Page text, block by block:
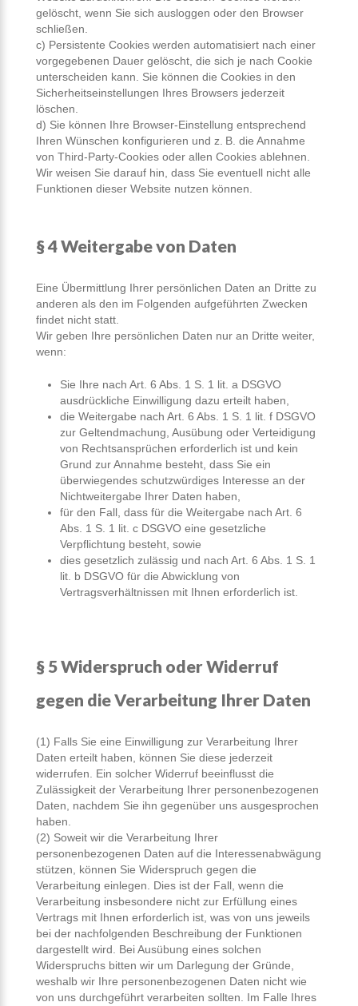
gelöscht, wenn Sie sich ausloggen oder den Browser
schließen.
c) Persistente Cookies werden automatisiert nach einer
vorgegebenen Dauer gelöscht, die sich je nach Cookie
unterscheiden kann. Sie können die Cookies in den
Sicherheitseinstellungen Ihres Browsers jederzeit
löschen.
d) Sie können Ihre Browser-Einstellung entsprechend
Ihren Wünschen konfigurieren und z. B. die Annahme
von Third-Party-Cookies oder allen Cookies ablehnen.
Wir weisen Sie darauf hin, dass Sie eventuell nicht alle
Funktionen dieser Website nutzen können.
§ 4 Weitergabe von Daten
Eine Übermittlung Ihrer persönlichen Daten an Dritte zu
anderen als den im Folgenden aufgeführten Zwecken
findet nicht statt.
Wir geben Ihre persönlichen Daten nur an Dritte weiter,
wenn:
Sie Ihre nach Art. 6 Abs. 1 S. 1 lit. a DSGVO
ausdrückliche Einwilligung dazu erteilt haben,
die Weitergabe nach Art. 6 Abs. 1 S. 1 lit. f DSGVO
zur Geltendmachung, Ausübung oder Verteidigung
von Rechtsansprüchen erforderlich ist und kein
Grund zur Annahme besteht, dass Sie ein
überwiegendes schutzwürdiges Interesse an der
Nichtweitergabe Ihrer Daten haben,
für den Fall, dass für die Weitergabe nach Art. 6
Abs. 1 S. 1 lit. c DSGVO eine gesetzliche
Verpflichtung besteht, sowie
dies gesetzlich zulässig und nach Art. 6 Abs. 1 S. 1
lit. b DSGVO für die Abwicklung von
Vertragsverhältnissen mit Ihnen erforderlich ist.
§ 5 Widerspruch oder Widerruf
gegen die Verarbeitung Ihrer Daten
(1) Falls Sie eine Einwilligung zur Verarbeitung Ihrer
Daten erteilt haben, können Sie diese jederzeit
widerrufen. Ein solcher Widerruf beeinflusst die
Zulässigkeit der Verarbeitung Ihrer personenbezogenen
Daten, nachdem Sie ihn gegenüber uns ausgesprochen
haben.
(2) Soweit wir die Verarbeitung Ihrer
personenbezogenen Daten auf die Interessenabwägung
stützen, können Sie Widerspruch gegen die
Verarbeitung einlegen. Dies ist der Fall, wenn die
Verarbeitung insbesondere nicht zur Erfüllung eines
Vertrags mit Ihnen erforderlich ist, was von uns jeweils
bei der nachfolgenden Beschreibung der Funktionen
dargestellt wird. Bei Ausübung eines solchen
Widerspruchs bitten wir um Darlegung der Gründe,
weshalb wir Ihre personenbezogenen Daten nicht wie
von uns durchgeführt verarbeiten sollten. Im Falle Ihres